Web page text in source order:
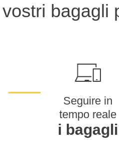
vostri bagagli
Seguire in
tempo reale
i bagagli